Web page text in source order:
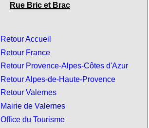
Rue Bric et Brac
Retour Accueil
Retour France
Retour Provence-Alpes-Côtes d'Azur
Retour Alpes-de-Haute-Provence
Retour Valernes
Mairie de Valernes
Office du Tourisme